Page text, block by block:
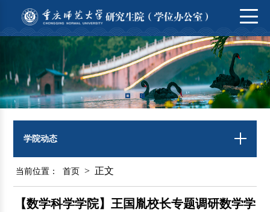
学院动态
当前位置： 首页 > 正文
【数学科学学院】王国胤校长专题调研数学学